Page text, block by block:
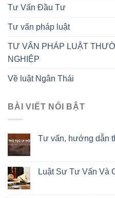
Tư Vấn Đầu Tư
Tư vấn pháp luật
TƯ VẤN PHÁP LUẬT
NGHIỆP
Về luật Ngân Thái
BÀI VIẾT NỔI BẬT
Tư vấn, hướng dẫn
Luật Sư Tư Vấn Và